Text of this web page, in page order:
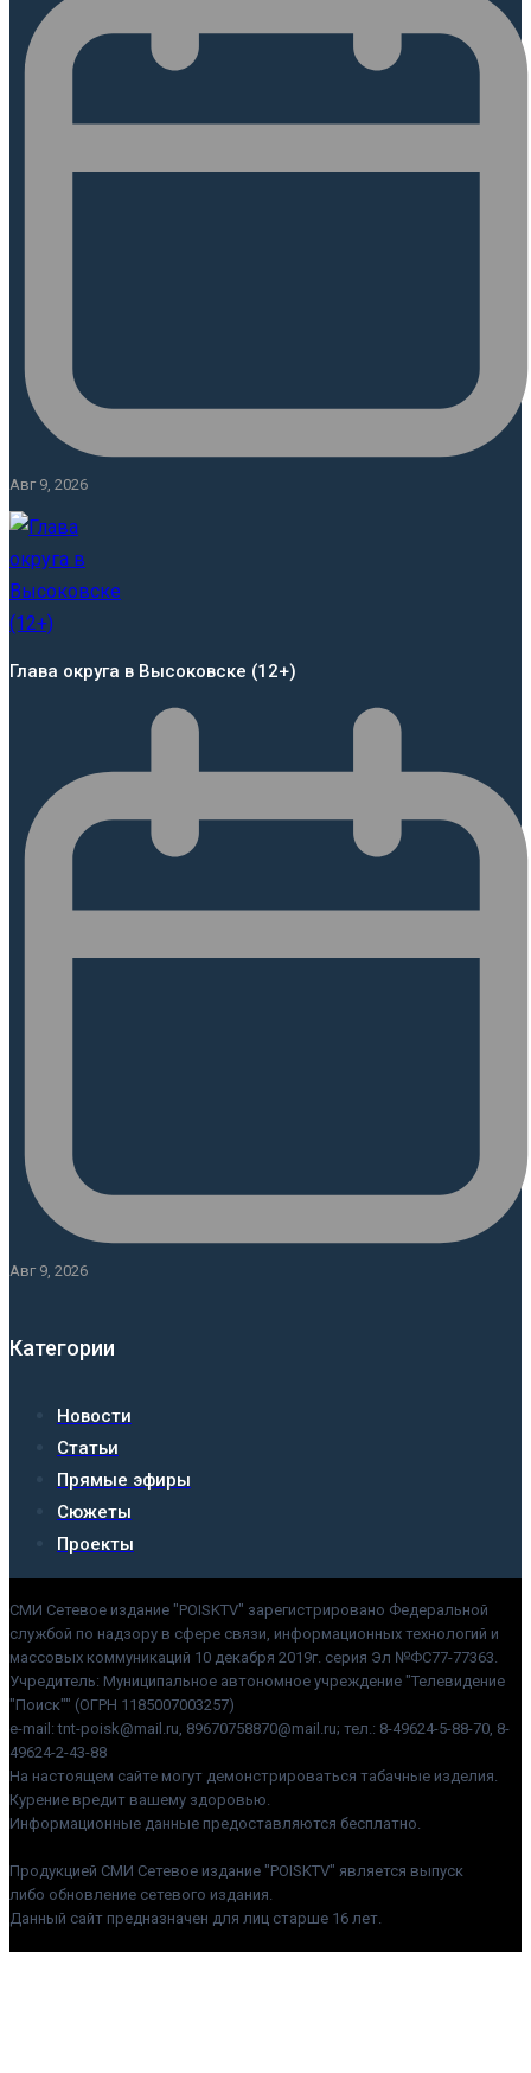
Авг 9, 2026
Глава округа в Высоковске (12+)
Авг 9, 2026
Категории
Новости
Статьи
Прямые эфиры
Сюжеты
Проекты
СМИ Сетевое издание "POISKTV" зарегистрировано Федеральной
службой по надзору в сфере связи, информационных технологий и
массовых коммуникаций 10 декабря 2019г. серия Эл №ФС77-77363.
Учредитель: Муниципальное автономное учреждение "Телевидение
"Поиск"" (ОГРН 1185007003257)
e-mail: tnt-poisk@mail.ru, 89670758870@mail.ru; тел.: 8-49624-5-88-70, 8-
49624-2-43-88
На настоящем сайте могут демонстрироваться табачные изделия.
Курение вредит вашему здоровью.
Информационные данные предоставляются бесплатно.
Продукцией СМИ Сетевое издание "POISKTV" является выпуск
либо обновление сетевого издания.
Данный сайт предназначен для лиц старше 16 лет.